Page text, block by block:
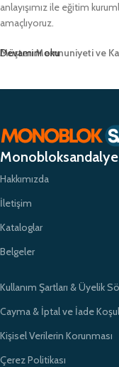
anlayışımız ile eğitim
amaçlıyoruz.
Müşteri Memnuniyeti ve
zamanında teslimat
etkili çözümler sunarak
amaçlıyoruz.
Devamını oku
Hakkımızda
İletişim
Kataloglar
Belgeler
Kullanım Şartları & Üyelik
Cayma & İptal ve İade
Kişisel Verilerin Korunması
Çerez Politikası